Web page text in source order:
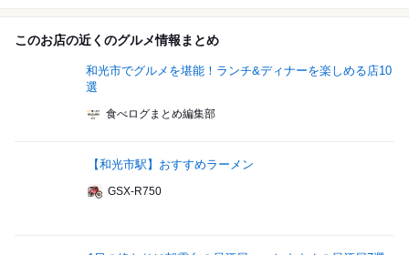
このお店の近くのグルメ情報まとめ
和光市でグルメを堪能！ランチ&ディナーを楽しめる店10
選
食べログまとめ編集部
【和光市駅】おすすめラーメン
GSX-R750